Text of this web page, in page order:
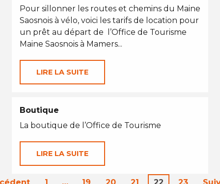
Pour sillonner les routes et chemins du Maine
Saosnois à vélo, voici les tarifs de location pour
un prêt au départ de l’Office de Tourisme
Maine Saosnois à Mamers...
LIRE LA SUITE
Boutique
La boutique de l’Office de Tourisme
LIRE LA SUITE